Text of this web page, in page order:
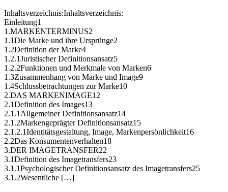
Inhaltsverzeichnis:Inhaltsverzeichnis:
Einleitung1
1.MARKENTERMINUS2
1.1Die Marke und ihre Ursprünge2
1.2Definition der Marke4
1.2.1Juristischer Definitionsansatz5
1.2.2Funktionen und Merkmale von Marken6
1.3Zusammenhang von Marke und Image9
1.4Schlussbetrachtungen zur Marke10
2.DAS MARKENIMAGE12
2.1Definition des Images13
2.1.1Allgemeiner Definitionsansatz14
2.1.2Markengeprägter Definitionsansatz15
2.1.2.1Identitätsgestaltung, Image, Markenpersönlichkeit16
2.2Das Konsumentenverhalten18
3.DER IMAGETRANSFER22
3.1Definition des Imagetransfers23
3.1.1Psychologischer Definitionsansatz des Imagetransfers25
3.1.2Wesentliche […]